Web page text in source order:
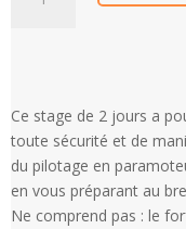
Ce stage de 2 jours a
toute sécurité et de
du pilotage en
en vous préparant au
Ne comprend pas : le